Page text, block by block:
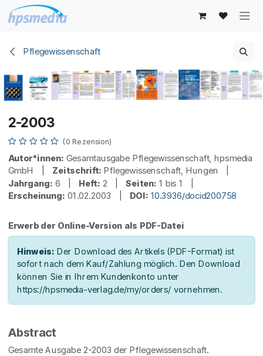
Zum Inhalt springen
Pflegewissenschaft
2-2003
(0 Rezension)
Autor*innen: Gesamtausgabe Pflegewissenschaft, hpsmedia
GmbH | Zeitschrift: Pflegewissenschaft, Hungen |
Jahrgang: 6 | Heft: 2 |Seiten: 1 bis 1 |
Erscheinung: 01.02.2003 | DOI: 10.3936/docid200758
Erwerb der Online-Version als PDF-Datei
Hinweis: Der Download des Artikels (PDF-Format) ist
sofort nach dem Kauf/Zahlung möglich. Den Download
können Sie in Ihrem Kundenkonto unter
https://hpsmedia-verlag.de/my/orders/ vornehmen.
Abstract
Gesamte Ausgabe 2-2003 der Pflegewissenschaft.